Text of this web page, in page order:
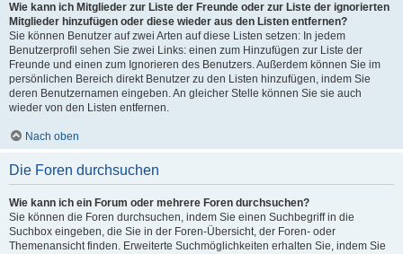
Wie kann ich Mitglieder zur Liste der Freunde oder zur Liste der ignorierten
Mitglieder hinzufügen oder diese wieder aus den Listen entfernen?
Sie können Benutzer auf zwei Arten auf diese Listen setzen: In jedem
Benutzerprofil sehen Sie zwei Links: einen zum Hinzufügen zur Liste der
Freunde und einen zum Ignorieren des Benutzers. Außerdem können Sie im
persönlichen Bereich direkt Benutzer zu den Listen hinzufügen, indem Sie
deren Benutzernamen eingeben. An gleicher Stelle können Sie sie auch
wieder von den Listen entfernen.
Nach oben
Die Foren durchsuchen
Wie kann ich ein Forum oder mehrere Foren durchsuchen?
Sie können die Foren durchsuchen, indem Sie einen Suchbegriff in die
Suchbox eingeben, die Sie in der Foren-Übersicht, der Foren- oder
Themenansicht finden. Erweiterte Suchmöglichkeiten erhalten Sie, indem Sie